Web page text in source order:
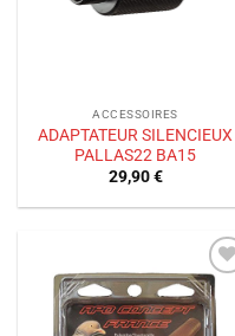
ACCESSOIRES
ADAPTATEUR SILENCIEUX
PALLAS22 BA15
29,90€
Ajouter
à la liste
de